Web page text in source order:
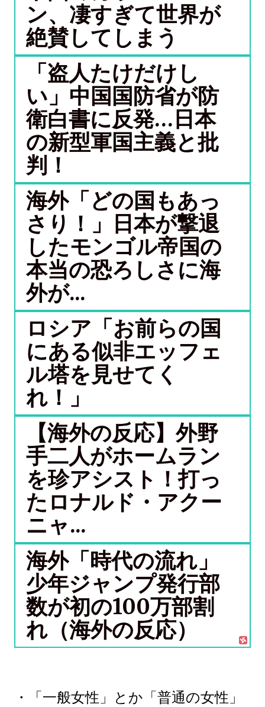
ン、凄すぎて世界が
絶賛してしまう
「盗人たけだけし
い」中国国防省が防
衛白書に反発…日本
の新型軍国主義と批
判！
海外「どの国もあっ
さり！」日本が撃退
したモンゴル帝国の
本当の恐ろしさに海
外が...
ロシア「お前らの国
にある似非エッフェ
ル塔を見せてく
れ！」
【海外の反応】外野
手二人がホームラン
を珍アシスト！打っ
たロナルド・アクー
ニャ...
海外「時代の流れ」
少年ジャンプ発行部
数が初の100万部割
れ（海外の反応）
・「一般女性」とか「普通の女性」